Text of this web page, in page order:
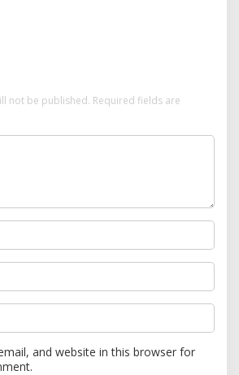
not be published. Required fields are
and website in this browser for